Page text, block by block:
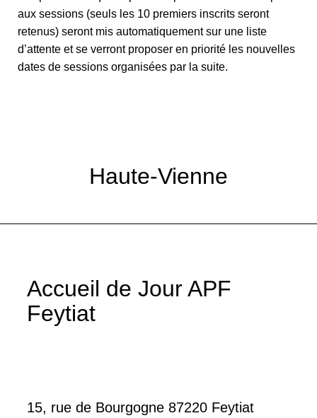
aux sessions (seuls les 10 premiers inscrits seront
retenus) seront mis automatiquement sur une liste
d’attente et se verront proposer en priorité les nouvelles
dates de sessions organisées par la suite.
Haute-Vienne
Accueil de Jour APF
Feytiat
15, rue de Bourgogne 87220 Feytiat